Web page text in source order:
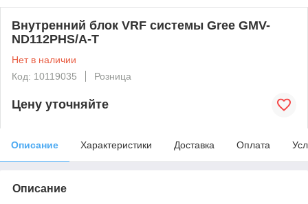
Внутренний блок VRF системы Gree GMV-
ND112PHS/A-T
Нет в наличии
Код: 10119035
Розница
Цену уточняйте
Описание Характеристики Доставка Оплата
Описание